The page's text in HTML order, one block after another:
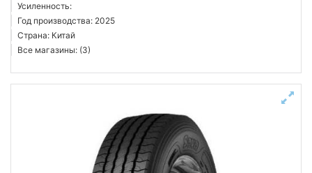
Усиленность:
Год производства: 2025
Страна: Китай
Все магазины: (3)